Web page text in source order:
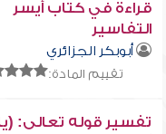
قراءة في كتاب أيسر
التفاسير
أبوبكر الجزائري
تقييم المادة:
تفسير قوله تعالى: